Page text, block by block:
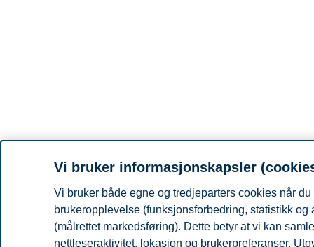
Vi bruker informasjonskapsler
Vi bruker både egne og tredjeparters cookies når
brukeropplevelse (funksjonsforbedring, statistikk
(målrettet markedsføring). Dette betyr at vi kan
nettleseraktivitet, lokasjon og brukerpreferanser.